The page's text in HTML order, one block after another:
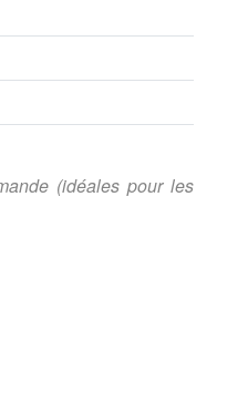
(idéales pour les